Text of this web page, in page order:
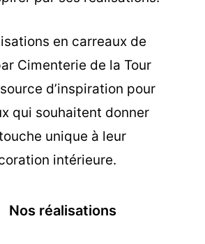
en carreaux de
Cimenterie de la Tour
d’inspiration pour
qui souhaitent donner
unique à leur
intérieure.
Nos réalisations